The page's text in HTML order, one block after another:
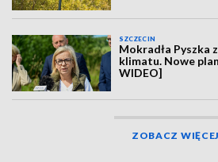
SZCZECIN
Mokradła Pyszka
klimatu. Nowe
WIDEO]
ZOBACZ WIĘCEJ